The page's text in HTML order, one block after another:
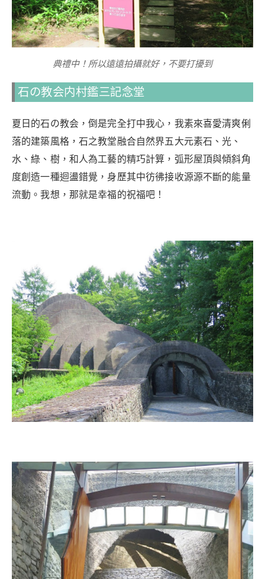
典禮中！所以遠遠拍攝就好，不要打擾到
石の教会内村鑑三記念堂
夏日的石の教会，倒是完全打中我心，我素來喜愛清爽俐
落的建築風格，石之教堂融合自然界五大元素石、光、
水、綠、樹，和人為工藝的精巧計算，弧形屋頂與傾斜角
度創造一種迴盪錯覺，身歷其中彷彿接收源源不斷的能量
流動。我想，那就是幸福的祝福吧！